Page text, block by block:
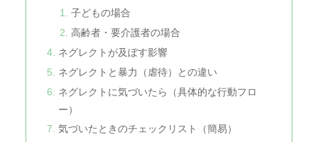
子どもの場合
高齢者・要介護者の場合
ネグレクトが及ぼす影響
ネグレクトと暴力（虐待）との違い
ネグレクトに気づいたら（具体的な行動フロ
ー）
気づいたときのチェックリスト（簡易）